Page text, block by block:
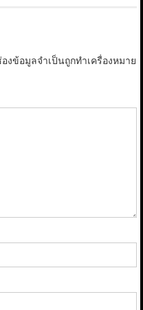
งข้อมูลจำเป็นถูกทำเครื่องหมาย